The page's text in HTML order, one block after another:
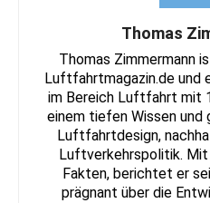
Thomas
Thomas Zimmermann
Luftfahrtmagazin.de und
im Bereich Luftfahrt mit
einem tiefen Wissen
Luftfahrtdesign,
Luftverkehrspolitik.
Fakten, berichtet er
prägnant über die